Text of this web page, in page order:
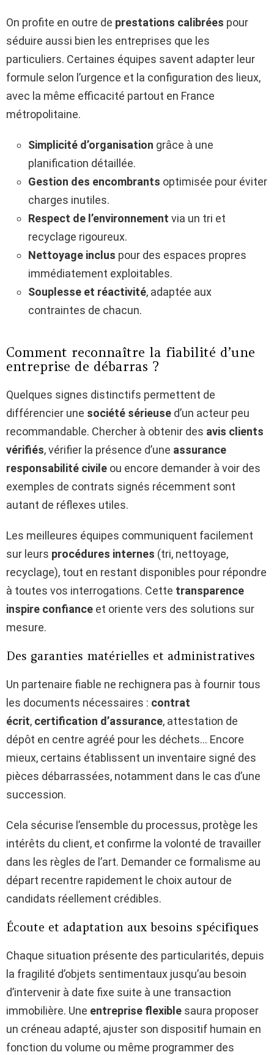
On profite en outre de prestations calibrées pour
séduire aussi bien les entreprises que les
particuliers. Certaines équipes savent adapter leur
formule selon l’urgence et la configuration des lieux,
avec la même efficacité partout en France
métropolitaine.
Simplicité d’organisation grâce à une
planification détaillée.
Gestion des encombrants optimisée pour éviter
charges inutiles.
Respect de l’environnement via un tri et
recyclage rigoureux.
Nettoyage inclus pour des espaces propres
immédiatement exploitables.
Souplesse et réactivité, adaptée aux
contraintes de chacun.
Comment reconnaître la fiabilité d’une
entreprise de débarras ?
Quelques signes distinctifs permettent de
différencier une société sérieuse d’un acteur peu
recommandable. Chercher à obtenir des avis clients
vérifiés, vérifier la présence d’une assurance
responsabilité civile ou encore demander à voir des
exemples de contrats signés récemment sont
autant de réflexes utiles.
Les meilleures équipes communiquent facilement
sur leurs procédures internes (tri, nettoyage,
recyclage), tout en restant disponibles pour répondre
à toutes vos interrogations. Cette transparence
inspire confiance et oriente vers des solutions sur
mesure.
Des garanties matérielles et administratives
Un partenaire fiable ne rechignera pas à fournir tous
les documents nécessaires : contrat
écrit, certification d’assurance, attestation de
dépôt en centre agréé pour les déchets… Encore
mieux, certains établissent un inventaire signé des
pièces débarrassées, notamment dans le cas d’une
succession.
Cela sécurise l’ensemble du processus, protège les
intérêts du client, et confirme la volonté de travailler
dans les règles de l’art. Demander ce formalisme au
départ recentre rapidement le choix autour de
candidats réellement crédibles.
Écoute et adaptation aux besoins spécifiques
Chaque situation présente des particularités, depuis
la fragilité d’objets sentimentaux jusqu’au besoin
d’intervenir à date fixe suite à une transaction
immobilière. Une entreprise flexible saura proposer
un créneau adapté, ajuster son dispositif humain en
fonction du volume ou même programmer des